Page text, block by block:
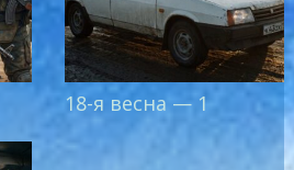
18-я весна — 1